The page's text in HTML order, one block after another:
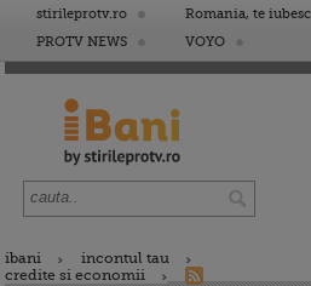
stirileprotv.ro Romania, te iubesc
PROTV NEWS
VOYO
ibani
incontul tau
credite si economii